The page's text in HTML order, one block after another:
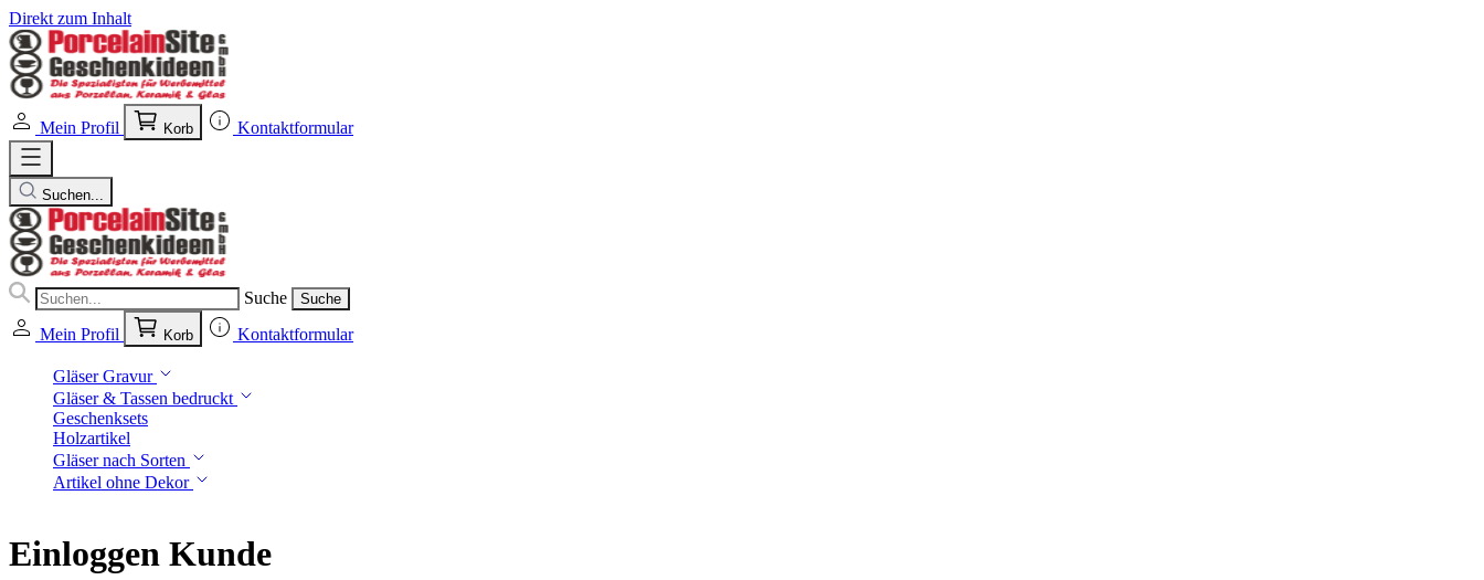
Direkt zum Inhalt
Mein Profil Korb Kontaktformular
Suchen...
Suche Suche
Mein Profil Korb Kontaktformular
Gläser Gravur
Gläser & Tassen bedruckt
Geschenksets
Holzartikel
Gläser nach Sorten
Artikel ohne Dekor
Einloggen Kunde